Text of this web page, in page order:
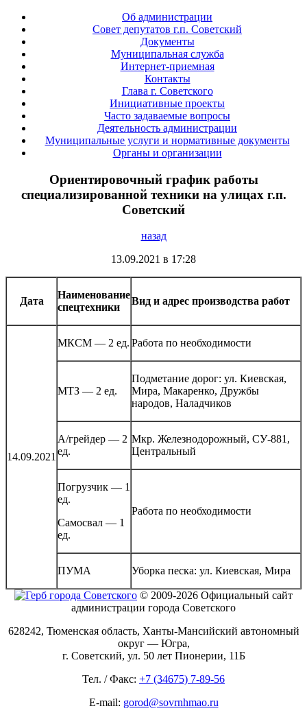
Об администрации
Совет депутатов г.п. Советский
Документы
Муниципальная служба
Интернет-приемная
Контакты
Глава г. Советского
Инициативные проекты
Часто задаваемые вопросы
Деятельность администрации
Муниципальные услуги и нормативные документы
Органы и организации
Ориентировочный график работы
специализированной техники на улицах г.п.
Советский
назад
13.09.2021 в 17:28
Дата
Наименование
спецтехники
Вид и адрес производства работ
14.09.2021
МКСМ — 2 ед. Работа по необходимости
МТЗ — 2 ед.
Подметание дорог: ул. Киевская,
Мира, Макаренко, Дружбы
народов, Наладчиков
А/грейдер — 2
ед.
Мкр. Железнодорожный, СУ-881,
Центральный
Погрузчик — 1
ед.
Самосвал — 1
ед.
Работа по необходимости
ПУМА Уборка песка: ул. Киевская, Мира
© 2009-2026 Официальный сайт
администрации города Советского
628242, Тюменская область, Ханты-Мансийский автономный
округ — Югра,
г. Советский, ул. 50 лет Пионерии, 11Б
Тел. / Факс: +7 (34675) 7-89-56
E-mail: gorod@sovrnhmao.ru